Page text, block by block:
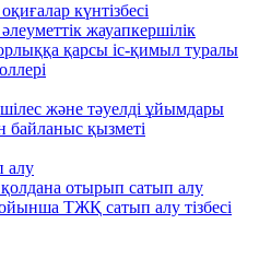
күнтізбесі
жауапкершілік
қарсы іс-қимыл туралы
және тәуелді ұйымдары
байланыс қызметі
алу
қолдана отырып сатып алу
ТЖҚ сатып алу тізбесі